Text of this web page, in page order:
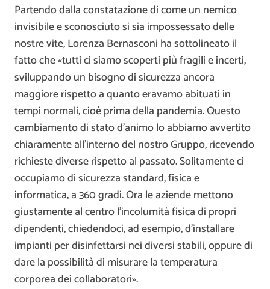
Partendo dalla constatazione di come un nemico
invisibile e sconosciuto si sia impossessato delle
nostre vite, Lorenza Bernasconi ha sottolineato il
fatto che «tutti ci siamo scoperti più fragili e incerti,
sviluppando un bisogno di sicurezza ancora
maggiore rispetto a quanto eravamo abituati in
tempi normali, cioè prima della pandemia. Questo
cambiamento di stato d’animo lo abbiamo avvertito
chiaramente all’interno del nostro Gruppo, ricevendo
richieste diverse rispetto al passato. Solitamente ci
occupiamo di sicurezza standard, fisica e
informatica, a 360 gradi. Ora le aziende mettono
giustamente al centro l’incolumità fisica di propri
dipendenti, chiedendoci, ad esempio, d’installare
impianti per disinfettarsi nei diversi stabili, oppure di
dare la possibilità di misurare la temperatura
corporea dei collaboratori».